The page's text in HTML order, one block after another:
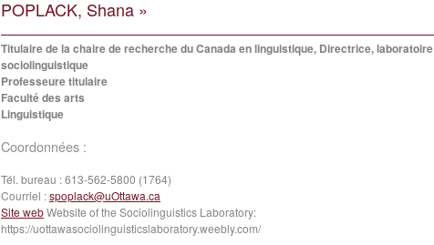
POPLACK, Shana »
Titulaire de la chaire de recherche du Canada en linguistique, Directrice, laboratoire
sociolinguistique
Professeure titulaire
Faculté des arts
Linguistique
Coordonnées :
Tél. bureau :613-562-5800 (1764)
Courriel :spoplack@uOttawa.ca
Site webWebsite of the Sociolinguistics Laboratory:
https://uottawasociolinguisticslaboratory.weebly.com/